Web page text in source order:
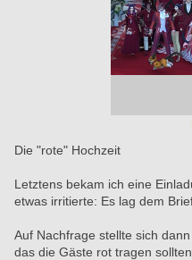
Die "rote" Hochzeit
Letztens bekam ich eine
etwas irritierte: Es lag dem
Auf Nachfrage stellte sich
das die Gäste rot tragen